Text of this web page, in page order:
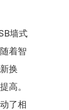
墙式
着智
换
高。
了相